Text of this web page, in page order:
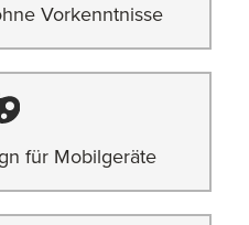
Vorkenntnisse
für Mobilgeräte